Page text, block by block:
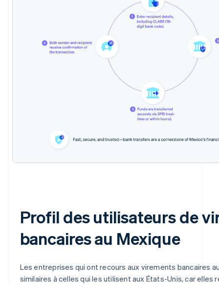
Profil des utilisateurs de
bancaires au Mexique
Les entreprises qui ont recours aux virements bancaires
similaires à celles qui les utilisent aux États-Unis, car elles